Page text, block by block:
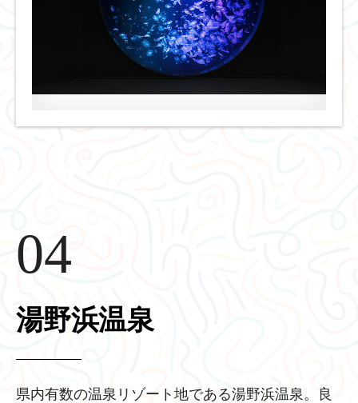
04
湯野浜温泉
県内有数の温泉リゾート地である湯野浜温泉。良